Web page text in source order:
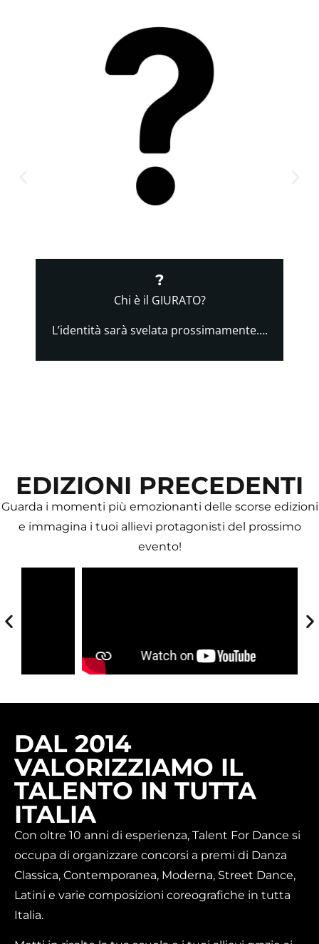
?
Chi è il GIURATO?
L’identità sarà svelata prossimamente….
EDIZIONI PRECEDENTI
Guarda i momenti più emozionanti delle scorse edizioni
e immagina i tuoi allievi protagonisti del prossimo
evento!
DAL 2014
VALORIZZIAMO IL
TALENTO IN TUTTA
ITALIA
Con oltre 10 anni di esperienza, Talent For Dance si
occupa di organizzare concorsi a premi di Danza
Classica, Contemporanea, Moderna, Street Dance,
Latini e varie composizioni coreografiche in tutta
Italia.